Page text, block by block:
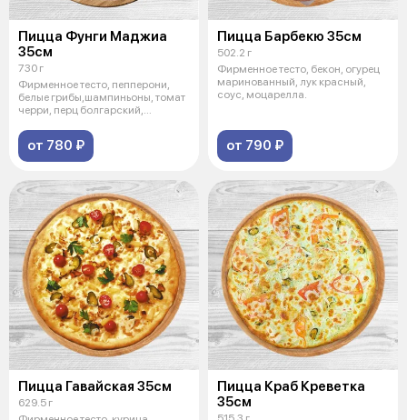
Пицца Фунги Маджиа
35см
730 г
Фирменное тесто, пепперони,
белые грибы,шампиньоны, томат
черри, перц болгарский,
от 780 ₽
Пицца Барбекю 35см
502.2 г
Фирменное тесто, бекон, огурец
маринованный, лук красный,
соус, моцарелла.
от 790 ₽
Пицца Гавайская 35см
629.5 г
Пицца Краб Креветка
35см